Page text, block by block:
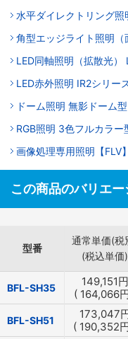
水平ダイレクトリング
角型エッジライト照明
LED同軸照明（拡散光）
LED赤外照明 IR2シリー
ドーム照明 無影ドーム
RGB照明 3色フルカラー
画像処理専用照明【FLV】
この商品のバリエ
型番
通常単価(税
(税込単価)
BFL-SH35 149,151円
( 164,066円
BFL-SH51 173,047
( 190,352円